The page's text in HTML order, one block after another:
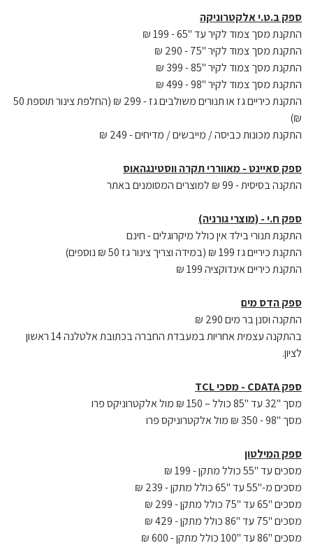
ספק ב.ט.י אלקטרוניקה
התקנת מסך צמוד לקיר עד "65 - 199 ₪
התקנת מסך צמוד לקיר "75 - 290 ₪
התקנת מסך צמוד לקיר "85 - 399 ₪
התקנת מסך צמוד לקיר "98 - 499 ₪
התקנת כיריים גז או תנורים משולבים גז - 299 ₪ (החלפת צינור תוספת 50
₪)
התקנת מכונות כביסה / מייבשים / מדיחים - 249 ₪
ספק סאיינט - מאווררי תקרה ווסטינגהאוס
התקנה בסיסית - 99 ₪ למוצרים המסומנים באתר
ספק ח.י - (מוצרי גורניה)
התקנת תנורי בילד אין כולל מיקרוגלים - חינם
התקנת כיריים גז 199 ₪ (במידה וצריך צינור גז 50 ₪ נוספים)
התקנת כיריים אינדוקציה 199 ₪
ספק הדס מים
התקנה וסנן בר מים 290 ₪
בהתקנה עצמית אחריות במעבדת החברה בכתובת אלטלנה 14 ראשון
לציון.
ספק CDATA - מסכי TCL
מסך "32 עד "85 כולל – 150 ₪ מול אלקטרוניקס פרו
מסך "98 - 350 ₪ מול אלקטרוניקס פרו
ספק המילטון
מסכים עד "55 כולל מתקן - 199 ₪
מסכים מ-"55 עד "65 כולל מתקן - 239 ₪
מסכים "65 עד "75 כולל מתקן - 299 ₪
מסכים "75 עד "86 כולל מתקן - 429 ₪
מסכים "86 עד "100 כולל מתקן - 600 ₪